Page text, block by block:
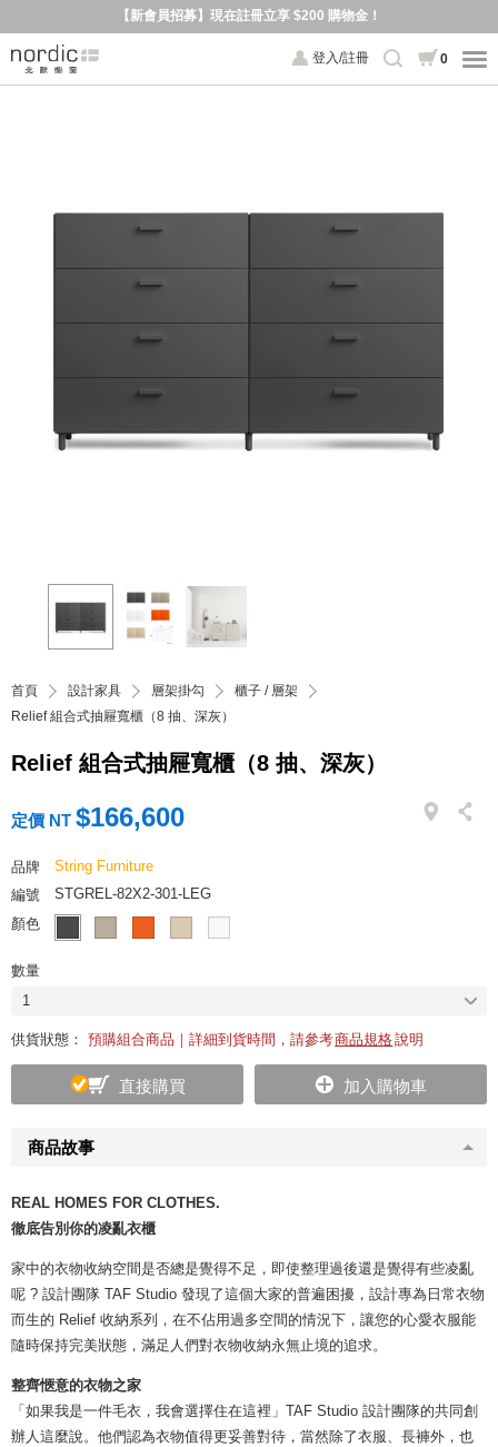
【新會員招募】現在註冊立享 $200 購物金！
登入/註冊 0
首頁 設計家具 層架掛勾
櫃子 / 層架
Relief 組合式抽屜寬櫃（8 抽、深灰）
Relief 組合式抽屜寬櫃（8 抽、深灰）
商品故事
REAL HOMES FOR CLOTHES.
徹底告別你的凌亂衣櫃
家中的衣物收納空間是否總是覺得不足，即使整理過後還是覺得有些凌亂
呢 ? 設計團隊 TAF Studio 發現了這個大家的普遍困擾，設計專為日常衣物
而生的 Relief 收納系列，在不佔用過多空間的情況下，讓您的心愛衣服能
隨時保持完美狀態，滿足人們對衣物收納永無止境的追求。
整齊愜意的衣物之家
「如果我是一件毛衣，我會選擇住在這裡」TAF Studio 設計團隊的共同創
辦人這麼說。他們認為衣物值得更妥善對待，當然除了衣服、長褲外，也
定價 NT $166,600
品牌
String Furniture
編號
STGREL-82X2-301-LEG
顏色
數量
1
供貨狀態： 預購組合商品｜詳細到貨時間，請參考商品規格說明
直接購買 加入購物車